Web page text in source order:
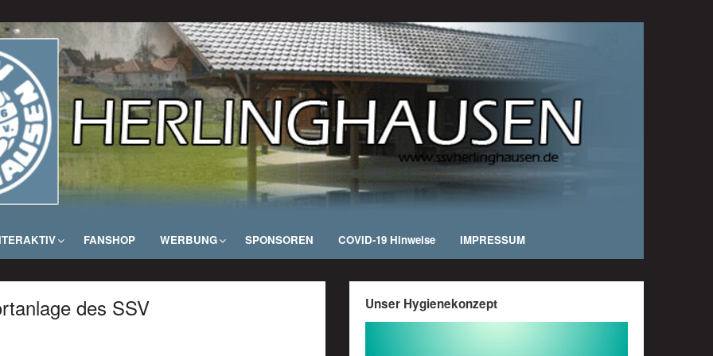
FANSHOP WERBUNG SPONSOREN COVID-19 Hinweise IMPRESSUM
des SSV Unser Hygienekonzept